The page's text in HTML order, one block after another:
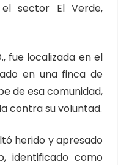
sector El Verde,
fue localizada en el
en una finca de
de esa comunidad,
contra su voluntad.
herido y apresado
identificado como